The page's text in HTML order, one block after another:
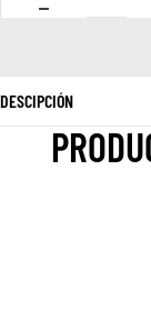
DESCIPCIÓN